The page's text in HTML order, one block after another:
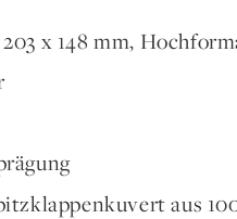
x 148 mm,
aus